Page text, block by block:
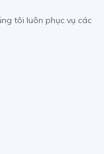
tôi luôn phục vụ các